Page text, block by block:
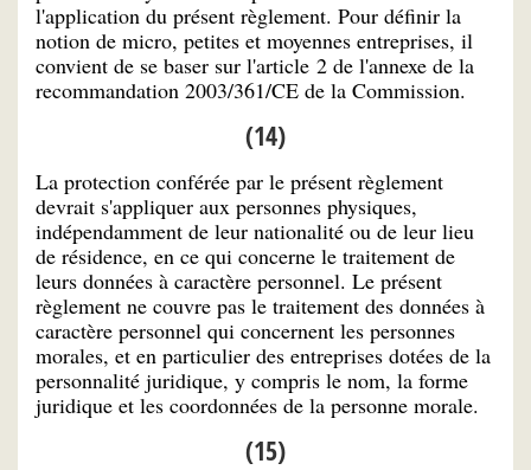
l'application du présent règlement. Pour définir la
notion de micro, petites et moyennes entreprises, il
convient de se baser sur l'article 2 de l'annexe de la
recommandation 2003/361/CE de la Commission.
(14)
La protection conférée par le présent règlement
devrait s'appliquer aux personnes physiques,
indépendamment de leur nationalité ou de leur lieu
de résidence, en ce qui concerne le traitement de
leurs données à caractère personnel. Le présent
règlement ne couvre pas le traitement des données à
caractère personnel qui concernent les personnes
morales, et en particulier des entreprises dotées de la
personnalité juridique, y compris le nom, la forme
juridique et les coordonnées de la personne morale.
(15)